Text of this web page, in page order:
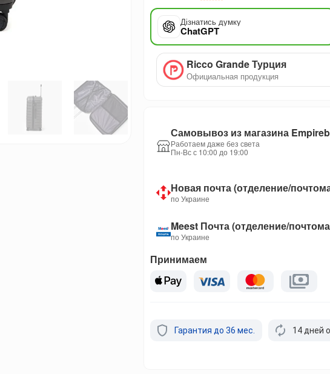
Дізнатись думку
ChatGPT
Ricco Grande Турция
Официальная продукция
Самовывоз из магазина
Работаем даже без света
Пн-Вс с 10:00 до 19:00
Новая почта (отделение/
по Украине
Meest Почта (отделение/
по Украине
Принимаем
Гарантия до 36 мес. 14 дней